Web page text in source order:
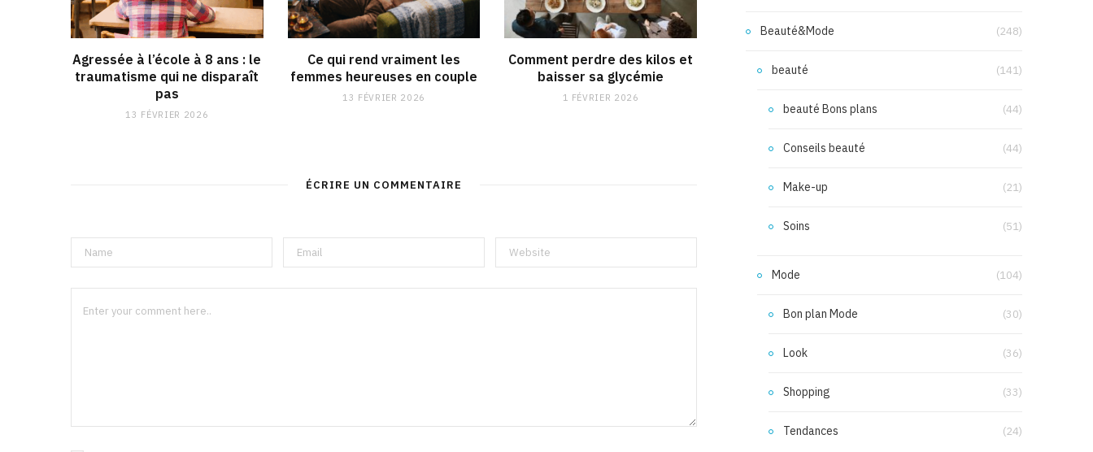
Agressée à l’école à 8 ans : le
traumatisme qui ne disparaît
pas
13 FÉVRIER 2026
Ce qui rend vraiment les
femmes heureuses en couple
13 FÉVRIER 2026
Comment perdre des kilos et
baisser sa glycémie
1 FÉVRIER 2026
ÉCRIRE UN COMMENTAIRE
Beauté&Mode (248)
beauté (141)
beauté Bons plans (44)
Conseils beauté (44)
Make-up (21)
Soins (51)
Mode (104)
Bon plan Mode (30)
Look (36)
Shopping (33)
Tendances (24)